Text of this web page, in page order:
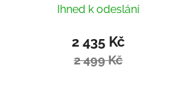
Blue nastavitelné
Ihned k odeslání
2 435 Kč
2 499 Kč